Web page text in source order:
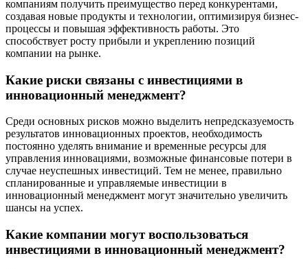
компаниям получить преимущество перед конкурентами,
создавая новые продукты и технологии, оптимизируя бизнес-
процессы и повышая эффективность работы. Это
способствует росту прибыли и укреплению позиций
компании на рынке.
Какие риски связаны с инвестициями в
инновационный менеджмент?
Среди основных рисков можно выделить непредсказуемость
результатов инновационных проектов, необходимость
постоянно уделять внимание и временные ресурсы для
управления инновациями, возможные финансовые потери в
случае неуспешных инвестиций. Тем не менее, правильно
спланированные и управляемые инвестиции в
инновационный менеджмент могут значительно увеличить
шансы на успех.
Какие компании могут воспользоваться
инвестициями в инновационный менеджмент?